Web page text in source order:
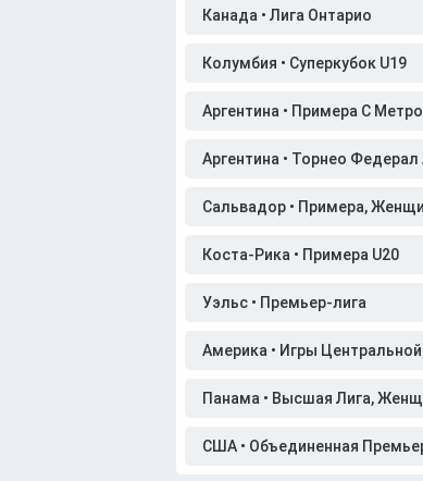
Канада • Лига Онтарио
Колумбия • Суперкубок U19
Аргентина • Примера C
Аргентина • Торнео Федерал
Сальвадор • Примера,
Коста-Рика • Примера U20
Уэльс • Премьер-лига
Америка • Игры
Панама • Высшая Лига,
США • Объединенная